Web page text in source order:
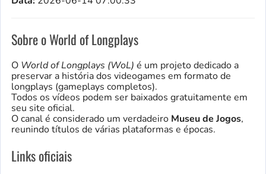
Sobre o World of Longplays
O World of Longplays (WoL) é um projeto dedicado a
preservar a história dos videogames em formato de
longplays (gameplays completos).
Todos os vídeos podem ser baixados gratuitamente em
seu site oficial.
O canal é considerado um verdadeiro Museu de Jogos,
reunindo títulos de várias plataformas e épocas.
Links oficiais